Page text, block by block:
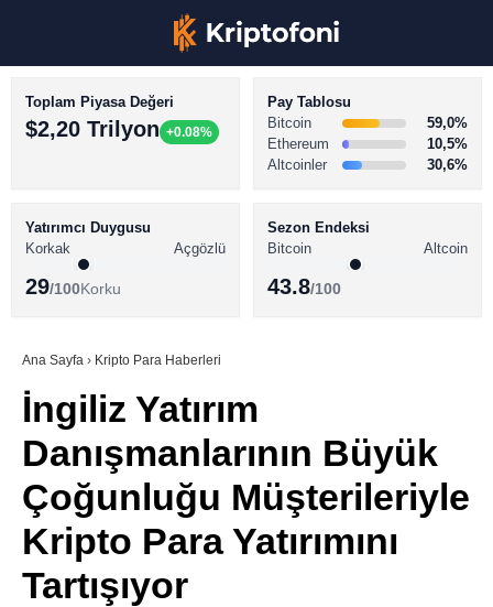
TikTok
BİTCOİN HABERLERİ
ALTCOİN HABERLERİ
SÖZLÜK
Toplam Piyasa Değeri
$2,20 Trilyon +0.08%
Pay Tablosu
Bitcoin
59,0%
Ethereum
10,5%
Altcoinler
30,6%
Yatırımcı Duygusu
Korkak
Açgözlü
29/100Korku
Sezon Endeksi
Bitcoin
Altcoin
43.8/100
Ana Sayfa › Kripto Para Haberleri
İngiliz Yatırım
Danışmanlarının Büyük
Çoğunluğu Müşterileriyle
Kripto Para Yatırımını
Tartışıyor